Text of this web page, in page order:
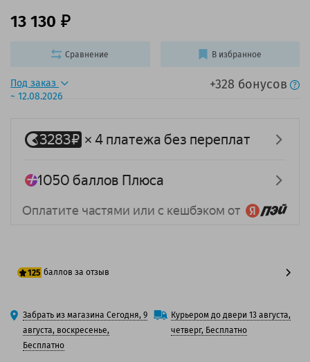
Под заказ
~ 12.08.2026
+328 бонусов
13 130
125 баллов за отзыв
100 баллов
125 баллов
Забрать из магазина Сегодня, 9
августа, воскресенье,
Бесплатно
Курьером до двери 13 августа,
четверг, Бесплатно
Сравнение В избранное